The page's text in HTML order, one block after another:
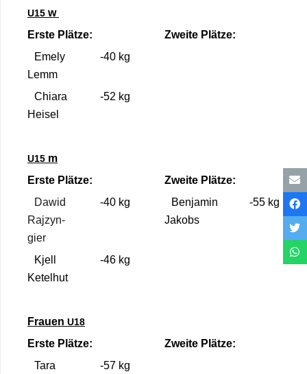
U15 w
Erste Plätze:
Zweite Plätze:
Emely
Lemm
-40 kg
Chiara
Hei­sel
-52 kg
U15 m
Erste Plätze:
Zweite Plätze:
Dawid
Raj­zyn­
gier
-40 kg
Ben­ja­min
Jakobs
-55 kg
Kjell
Ket­el­hut
-46 kg
Frauen U18
Erste Plätze:
Zweite Plätze:
Tara
-57 kg